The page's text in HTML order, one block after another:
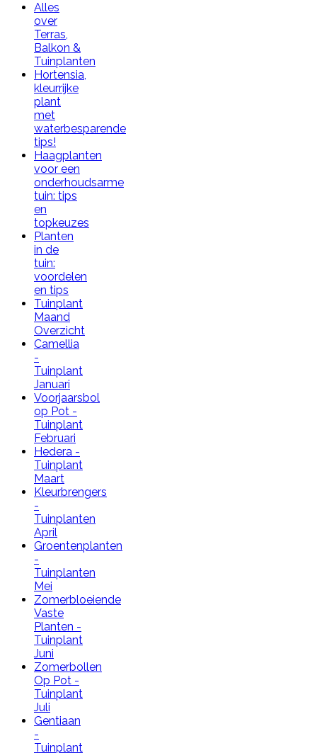
Alles
over
Terras,
Balkon &
Tuinplanten
Hortensia,
kleurrijke
plant
met
waterbesparende
tips!
Haagplanten
voor een
onderhoudsarme
tuin: tips
en
topkeuzes
Planten
in de
tuin:
voordelen
en tips
Tuinplant
Maand
Overzicht
Camellia
-
Tuinplant
Januari
Voorjaarsbol
op Pot -
Tuinplant
Februari
Hedera -
Tuinplant
Maart
Kleurbrengers
-
Tuinplanten
April
Groentenplanten
-
Tuinplanten
Mei
Zomerbloeiende
Vaste
Planten -
Tuinplant
Juni
Zomerbollen
Op Pot -
Tuinplant
Juli
Gentiaan
-
Tuinplant